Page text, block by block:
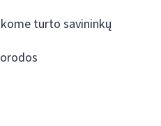
turto savininkų